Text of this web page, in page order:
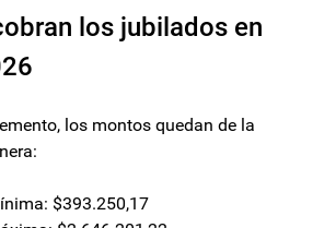
los jubilados en
los montos quedan de la
$393.250,17